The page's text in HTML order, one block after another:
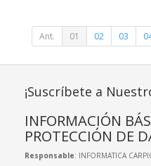
Ant. 01 02 03
¡Suscríbete a
INFORMACIÓN
PROTECCIÓN DE
Responsable: INFORMATICA